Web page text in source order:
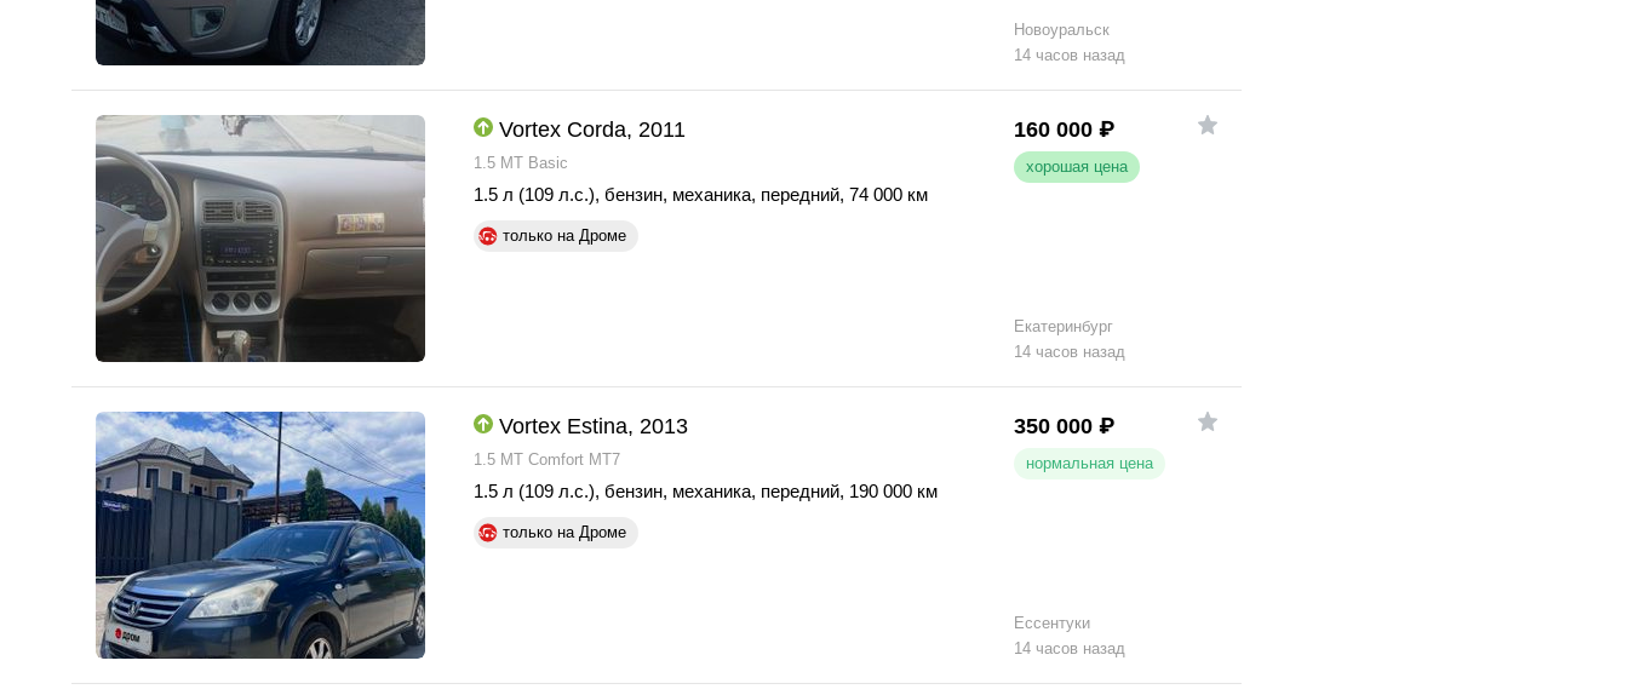
Новоуральск
14 часов назад
Vortex Corda, 2011
1.5 MT Basic
1.5 л (109 л.с.), бензин, механика, передний, 74 000 км
только на Дроме
160 000 ₽
хорошая цена
Екатеринбург
14 часов назад
Vortex Estina, 2013
1.5 MT Comfort MT7
1.5 л (109 л.с.), бензин, механика, передний, 190 000 км
только на Дроме
350 000 ₽
нормальная цена
Ессентуки
14 часов назад